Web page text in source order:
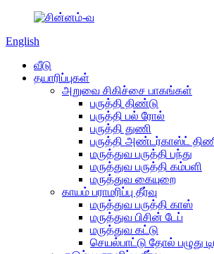
English
வீடு
தயாரிப்புகள்
அறுவை சிகிச்சை பாகங்கள்
பருத்தி திண்டு
பருத்தி பல் ரோல்
பருத்தி துணி
பருத்தி அண்டர்காஸ்ட்
மருத்துவ பருத்தி பந்து
மருத்துவ பருத்தி கம்பளி
மருத்துவ கையுறை
காயம் பராமரிப்பு தீர்வு
மருத்துவ பருத்தி காஸ்
மருத்துவ பிசின் டேப்
மருத்துவ கட்டு
செயல்பாட்டு தோல் பழுது